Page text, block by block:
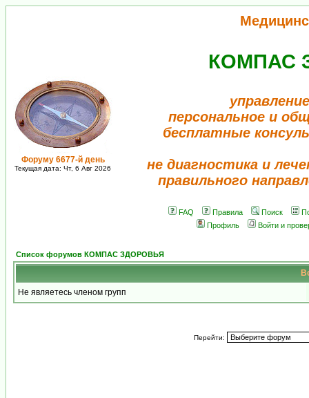
Форуму 6677-й день
Текущая дата: Чт, 6 Авг 2026
КОМПАС
персональное и
бесплатные
не диагностика и
правильного
FAQ Правила Поиск
Профиль
Войти и
Список форумов КОМПАС ЗДОРОВЬЯ
Не являетесь членом групп
Перейти: